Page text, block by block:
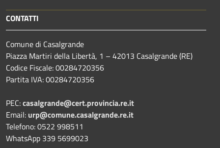
CONTATTI
Comune di Casalgrande
Piazza Martiri della Libertà, 1 – 42013 Casalgrande (RE)
Codice Fiscale: 00284720356
Partita IVA: 00284720356
PEC:casalgrande@cert.provincia.re.it
Email: urp@comune.casalgrande.re.it
Telefono: 0522 998511
WhatsApp 339 5699023